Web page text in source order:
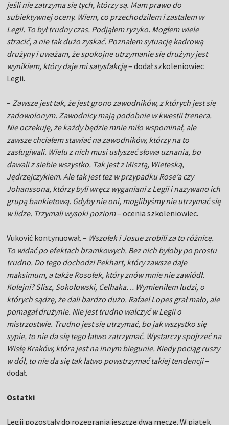
jeśli nie zatrzyma się tych, którzy są. Mam prawo do
subiektywnej oceny. Wiem, co przechodziłem i zastałem w
Legii. To był trudny czas. Podjąłem ryzyko. Mogłem wiele
stracić, a nie tak dużo zyskać. Poznałem sytuację kadrową
drużyny i uważam, że spokojne utrzymanie się drużyny jest
wynikiem, który daje mi satysfakcję– dodał szkoleniowiec
Legii.
– Zawsze jest tak, że jest grono zawodników, z których jest się
zadowolonym. Zawodnicy mają podobnie w kwestii trenera.
Nie oczekuję, że każdy będzie mnie miło wspominał, ale
zawsze chciałem stawiać na zawodników, którzy na to
zasługiwali. Wielu z nich musi usłyszeć słowa uznania, bo
dawali z siebie wszystko. Tak jest z Misztą, Wieteską,
Jędrzejczykiem. Ale tak jest tez w przypadku Rose’a czy
Johanssona, którzy byli wręcz wyganiani z Legii i nazywano ich
grupą bankietową. Gdyby nie oni, moglibyśmy nie utrzymać się
w lidze. Trzymali wysoki poziom– ocenia szkoleniowiec.
Vuković kontynuował. – Wszołek i Josue zrobili za to różnicę.
To widać po efektach bramkowych. Bez nich byłoby po prostu
trudno. Do tego dochodzi Pekhart, który zawsze daje
maksimum, a także Rosołek, który znów mnie nie zawiódł.
Kolejni? Slisz, Sokołowski, Celhaka… Wymieniłem ludzi, o
których sądzę, że dali bardzo dużo. Rafael Lopes grał mało, ale
pomagał drużynie. Nie jest trudno walczyć w Legii o
mistrzostwie. Trudno jest się utrzymać, bo jak wszystko się
sypie, to nie da się tego łatwo zatrzymać. Wystarczy spojrzeć na
Wisłę Kraków, która jest na innym biegunie. Kiedy pociąg ruszy
w dół, to nie da się tak łatwo powstrzymać takiej tendencji–
dodał.
Ostatki
Legii pozostały do rozegrania jeszcze dwa mecze. W piątek